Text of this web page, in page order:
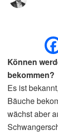
Können
bekommen?
Es ist
Bäuche
wächst aber